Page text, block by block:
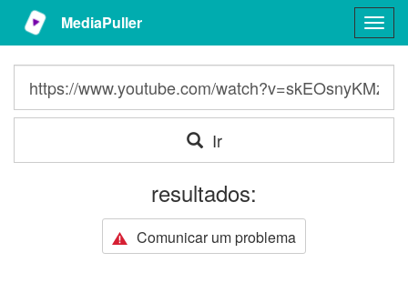
MediaPuller
Ir
resultados:
Comunicar um problema